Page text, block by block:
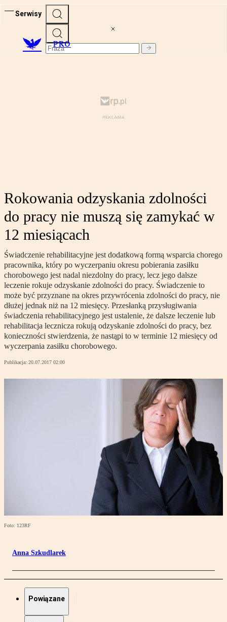
Serwisy
PRO
Rokowania odzyskania zdolności
do pracy nie muszą się zamykać w
12 miesiącach
Świadczenie rehabilitacyjne jest dodatkową formą wsparcia chorego
pracownika, który po wyczerpaniu okresu pobierania zasiłku
chorobowego jest nadal niezdolny do pracy, lecz jego dalsze
leczenie rokuje odzyskanie zdolności do pracy. Świadczenie to
może być przyznane na okres przywrócenia zdolności do pracy, nie
dłużej jednak niż na 12 miesięcy. Przesłanką przysługiwania
świadczenia rehabilitacyjnego jest ustalenie, że dalsze leczenie lub
rehabilitacja lecznicza rokują odzyskanie zdolności do pracy, bez
konieczności stwierdzenia, że nastąpi to w terminie 12 miesięcy od
wyczerpania zasiłku chorobowego.
Publikacja: 20.07.2017 02:00
Foto: 123RF
Anna Szkudlarek
Powiązane